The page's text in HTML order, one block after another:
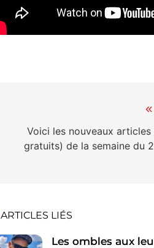
l’article
Voici les nouveaux
gratuits) de la semaine du
ARTICLES LIÉS
Les ombles aux